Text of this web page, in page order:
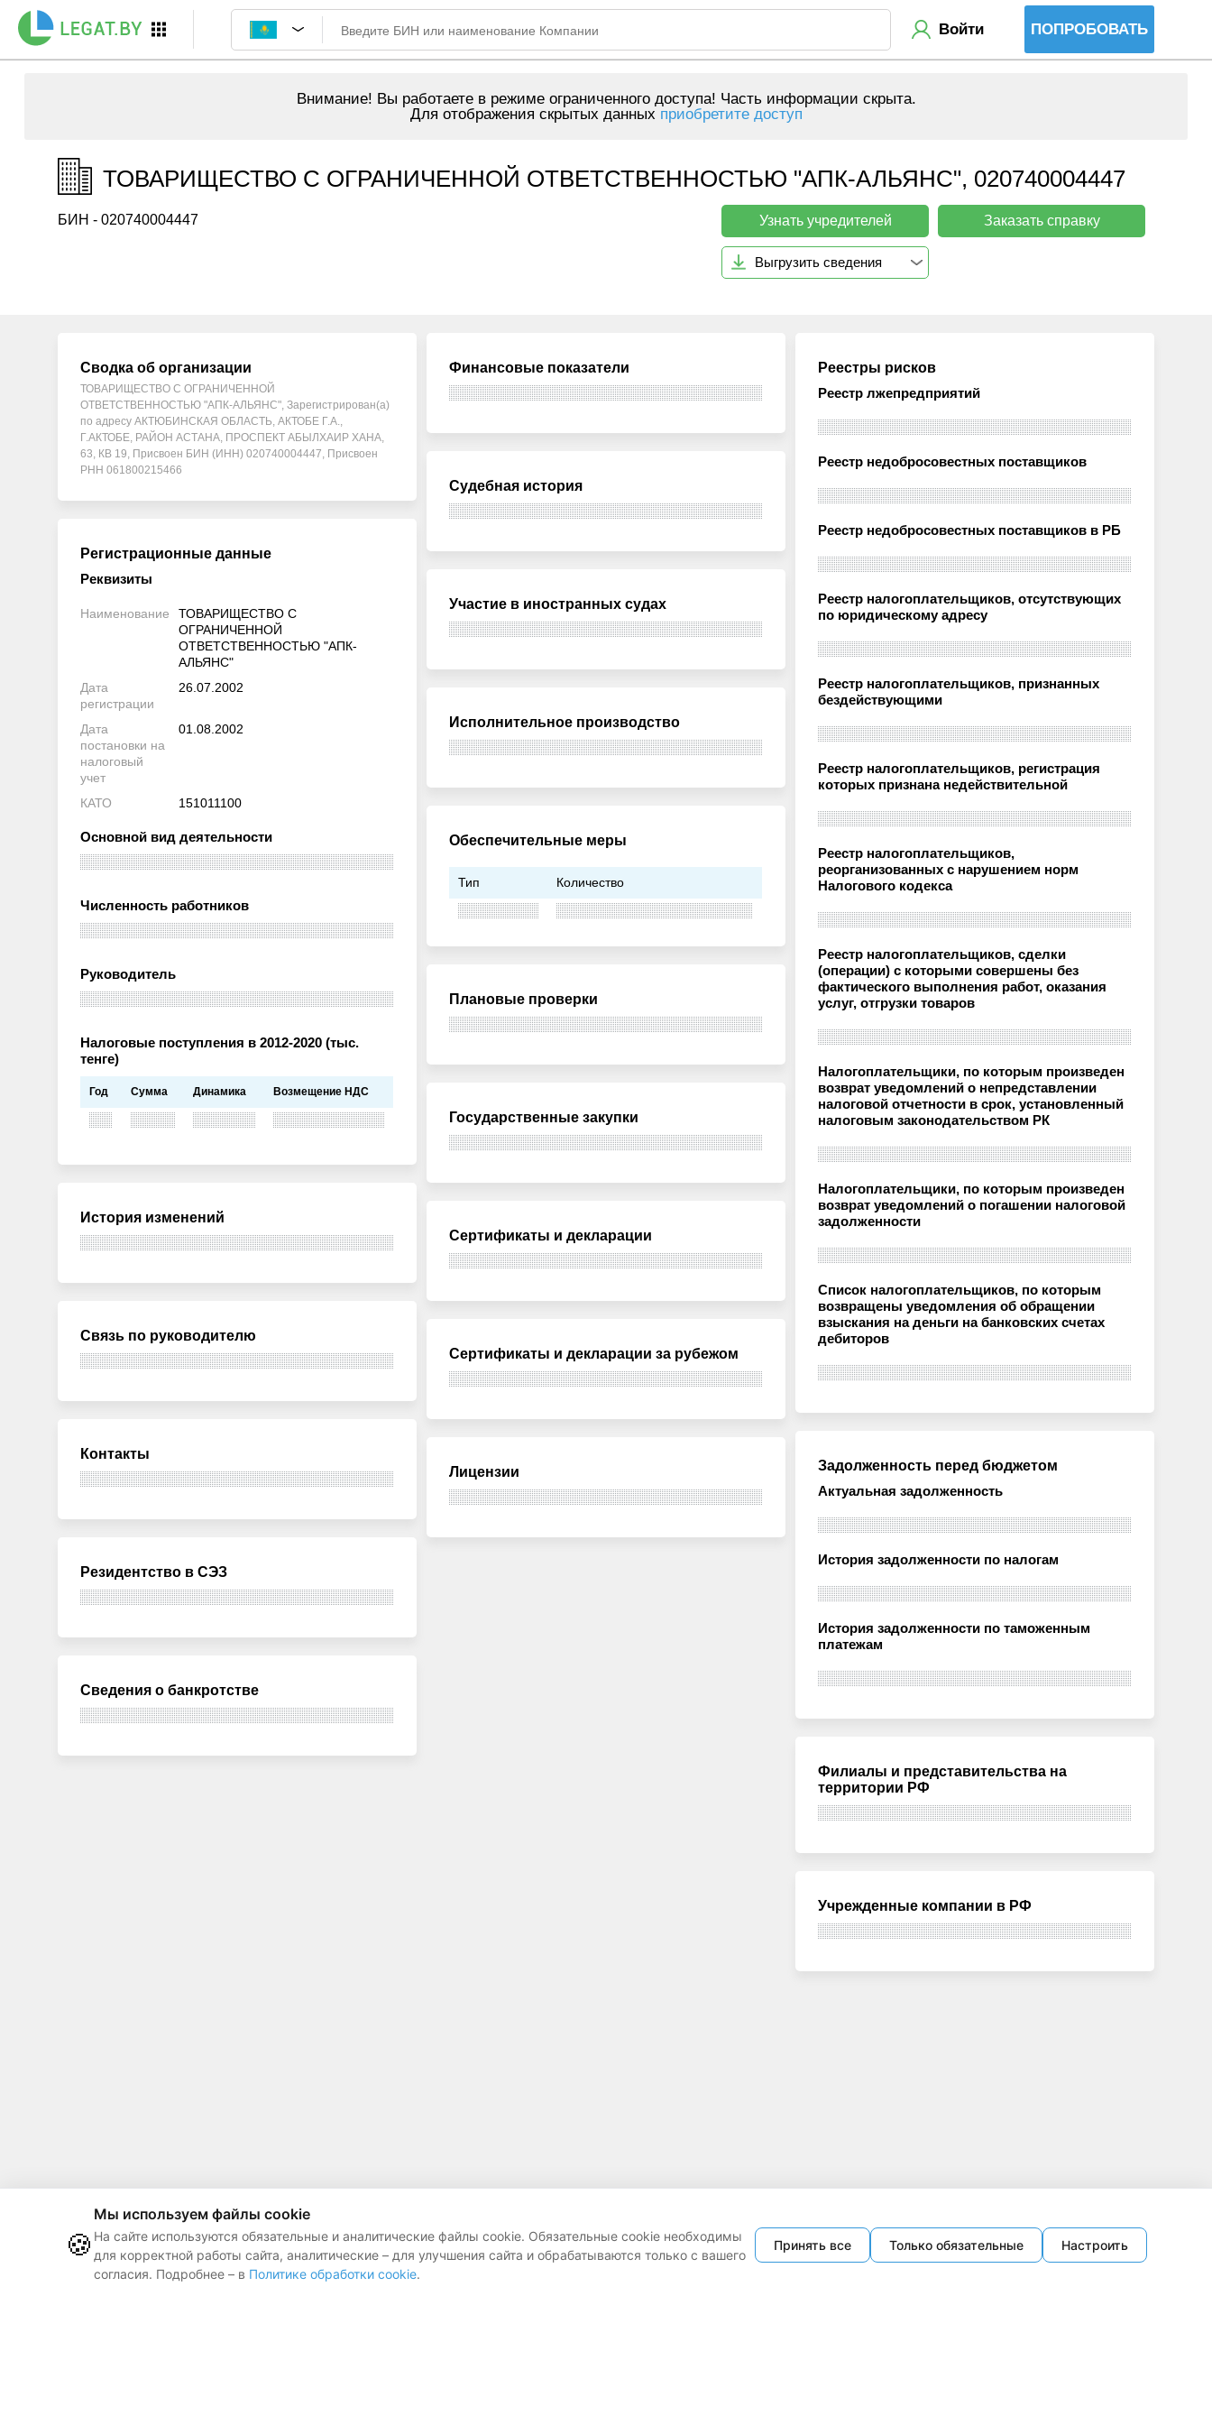
Войти ПОПРОБОВАТЬ
Внимание! Вы работаете в режиме ограниченного доступа! Часть информации скрыта.
Для отображения скрытых данных приобретите доступ
ТОВАРИЩЕСТВО С ОГРАНИЧЕННОЙ ОТВЕТСТВЕННОСТЬЮ "АПК-АЛЬЯНС", 020740004447
БИН - 020740004447 Узнать учредителей Заказать справку
Выгрузить сведения
Сводка об организации
ТОВАРИЩЕСТВО С ОГРАНИЧЕННОЙ
ОТВЕТСТВЕННОСТЬЮ "АПК-АЛЬЯНС", Зарегистрирован(а)
по адресу АКТЮБИНСКАЯ ОБЛАСТЬ, АКТОБЕ Г.А.,
Г.АКТОБЕ, РАЙОН АСТАНА, ПРОСПЕКТ АБЫЛХАИР ХАНА,
63, КВ 19, Присвоен БИН (ИНН) 020740004447, Присвоен
РНН 061800215466
Регистрационные данные
Реквизиты
Наименование
ТОВАРИЩЕСТВО С
ОГРАНИЧЕННОЙ
ОТВЕТСТВЕННОСТЬЮ "АПК-
АЛЬЯНС"
Дата
регистрации
26.07.2002
Дата
постановки на
налоговый
учет
01.08.2002
КАТО 151011100
Основной вид деятельности
Численность работников
Руководитель
Налоговые поступления в 2012-2020 (тыс.
тенге)
Год Сумма Динамика Возмещение НДС
История изменений
Связь по руководителю
Контакты
Резидентство в СЭЗ
Сведения о банкротстве
Финансовые показатели
Судебная история
Участие в иностранных судах
Исполнительное производство
Обеспечительные меры
Тип Количество
Плановые проверки
Государственные закупки
Сертификаты и декларации
Сертификаты и декларации за рубежом
Лицензии
Реестры рисков
Реестр лжепредприятий
Реестр недобросовестных поставщиков
Реестр недобросовестных поставщиков в РБ
Реестр налогоплательщиков, отсутствующих
по юридическому адресу
Реестр налогоплательщиков, признанных
бездействующими
Реестр налогоплательщиков, регистрация
которых признана недействительной
Реестр налогоплательщиков,
реорганизованных с нарушением норм
Налогового кодекса
Реестр налогоплательщиков, сделки
(операции) с которыми совершены без
фактического выполнения работ, оказания
услуг, отгрузки товаров
Налогоплательщики, по которым произведен
возврат уведомлений о непредставлении
налоговой отчетности в срок, установленный
налоговым законодательством РК
Налогоплательщики, по которым произведен
возврат уведомлений о погашении налоговой
задолженности
Список налогоплательщиков, по которым
возвращены уведомления об обращении
взыскания на деньги на банковских счетах
дебиторов
Задолженность перед бюджетом
Актуальная задолженность
История задолженности по налогам
История задолженности по таможенным
платежам
Филиалы и представительства на
территории РФ
Учрежденные компании в РФ
🍪
Мы используем файлы cookie
На сайте используются обязательные и аналитические файлы cookie. Обязательные cookie необходимы
для корректной работы сайта, аналитические – для улучшения сайта и обрабатываются только с вашего
согласия. Подробнее – в Политике обработки cookie.
Принять все Только обязательные Настроить